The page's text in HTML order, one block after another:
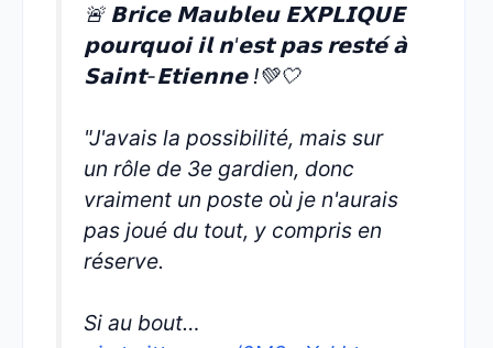
🚨 𝗕𝗿𝗶𝗰𝗲 𝗠𝗮𝘂𝗯𝗹𝗲𝘂 𝗘𝗫𝗣𝗟𝗜𝗤𝗨𝗘
𝗽𝗼𝘂𝗿𝗾𝘂𝗼𝗶 𝗶𝗹 𝗻'𝗲𝘀𝘁 𝗽𝗮𝘀 𝗿𝗲𝘀𝘁𝗲́ 𝗮̀
𝗦𝗮𝗶𝗻𝘁-𝗘𝘁𝗶𝗲𝗻𝗻𝗲 !💚🤍
"J'avais la possibilité, mais sur
un rôle de 3e gardien, donc
vraiment un poste où je n'aurais
pas joué du tout, y compris en
réserve.
Si au bout…